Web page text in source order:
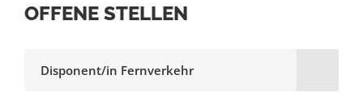
OFFENE STELLEN
Disponent/in Fernverkehr